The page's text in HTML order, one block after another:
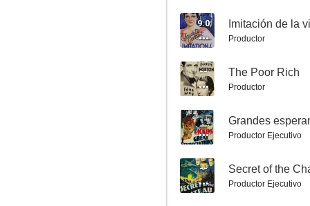
--
9.0 Imitación de la
Productor
-- The Poor Rich
Productor
-- Grandes
Productor Ejecutivo
-- Secret of the
Productor Ejecutivo